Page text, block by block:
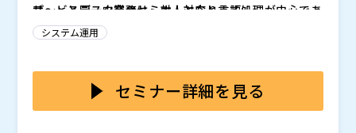
プ～」と同一内容のセミナーとなります。
サービスデスク業務は、対人対応と言語処理が中心であ
るため、AIの効果が出やすい領域のひとつです。それで
と、そもそも参照すべきナレッジや手順書が整理されて
いないことに起因します。AIが機能するためには、目的
検討する」という進め方が一般的でした。しかし今は、
生成AIを標準搭載したITSM基盤を活用することで、プ
システム運用
セミナー詳細を見る